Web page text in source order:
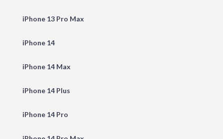
iPhone 13 Pro Max
iPhone 14
iPhone 14 Max
iPhone 14 Plus
iPhone 14 Pro